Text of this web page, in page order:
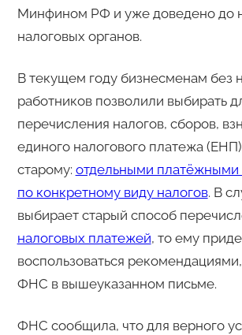
Минфином РФ и уже доведено до
налоговых органов.
В текущем году бизнесменам без
работников позволили выбирать
перечисления налогов, сборов,
единого налогового платежа
старому: отдельными платёжными
по конкретному виду налогов. В
выбирает старый способ
налоговых платежей, то ему
воспользоваться
ФНС в вышеуказанном письме.
ФНС сообщила, что для верного